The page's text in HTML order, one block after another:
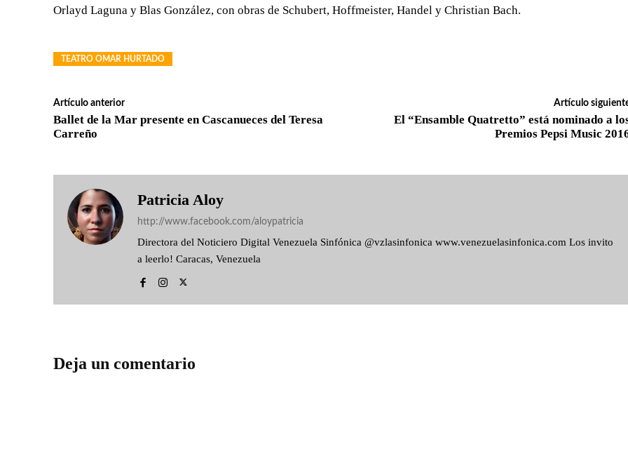
Orlayd Laguna y Blas González, con obras de Schubert, Hoffmeister, Handel y Christian Bach.
TEATRO OMAR HURTADO
Artículo anterior
Ballet de la Mar presente en Cascanueces del Teresa
Carreño
Artículo
El “Ensamble Quatretto” está nominado a
Premios Pepsi Music
Patricia Aloy
http://www.facebook.com/aloypatricia
Directora del Noticiero Digital Venezuela Sinfónica @vzlasinfonica www.venezuelasinfonica.com Los invito
a leerlo! Caracas, Venezuela
Deja un comentario